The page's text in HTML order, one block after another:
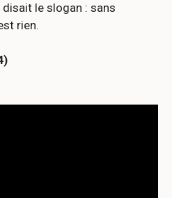
le slogan : sans
rien.